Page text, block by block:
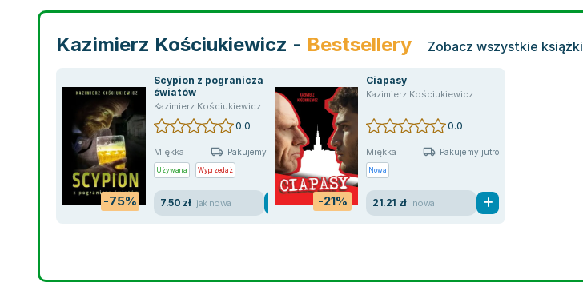
Kazimierz Kościukiewicz - Bestsellery Zobacz wszystkie książki
-75%
Scypion z pogranicza
światów
Kazimierz Kościukiewicz
0.0
Miękka Pakujemy jutro
Używana Wyprzedaż
7.50 zł jak nowa -21%
Ciapasy
Kazimierz Kościukiewicz
0.0
Miękka Pakujemy jutro
Nowa
21.21 zł nowa